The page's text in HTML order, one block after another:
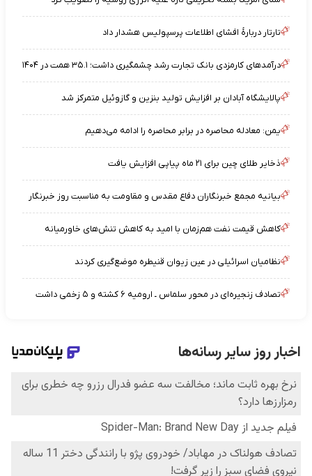
تارتار دربارهٔ افشای اطلاعات پرسپولیس هشدار داد
درآمدهای کارمزدی بانک تجارت رشد چشمگیری داشت؛ ۳۵.۱ همت در ۱۴۰۴
پالایشگاه آبادان بر افزایش تولید بنزین و گازوئیل متمرکز شد
یمن: معادله محاصره در برابر محاصره را ادامه می‌دهیم
ذخایر طلای چین برای ۲۱ ماه پیاپی افزایش یافت
بیانیه مجمع خبرنگاران دفاع مقدس و مقاومت به مناسبت روز خبرنگار
کاهش قیمت نفت هم‌زمان با امید به کاهش تنش‌های خاورمیانه
نظامیان اسرائیلی در عین زیوان قنیطره موضع‌گیری کردند
تصادف زنجیره‌ای در محور سلماس ـ ارومیه ۶ کشته و ۵ زخمی داشت